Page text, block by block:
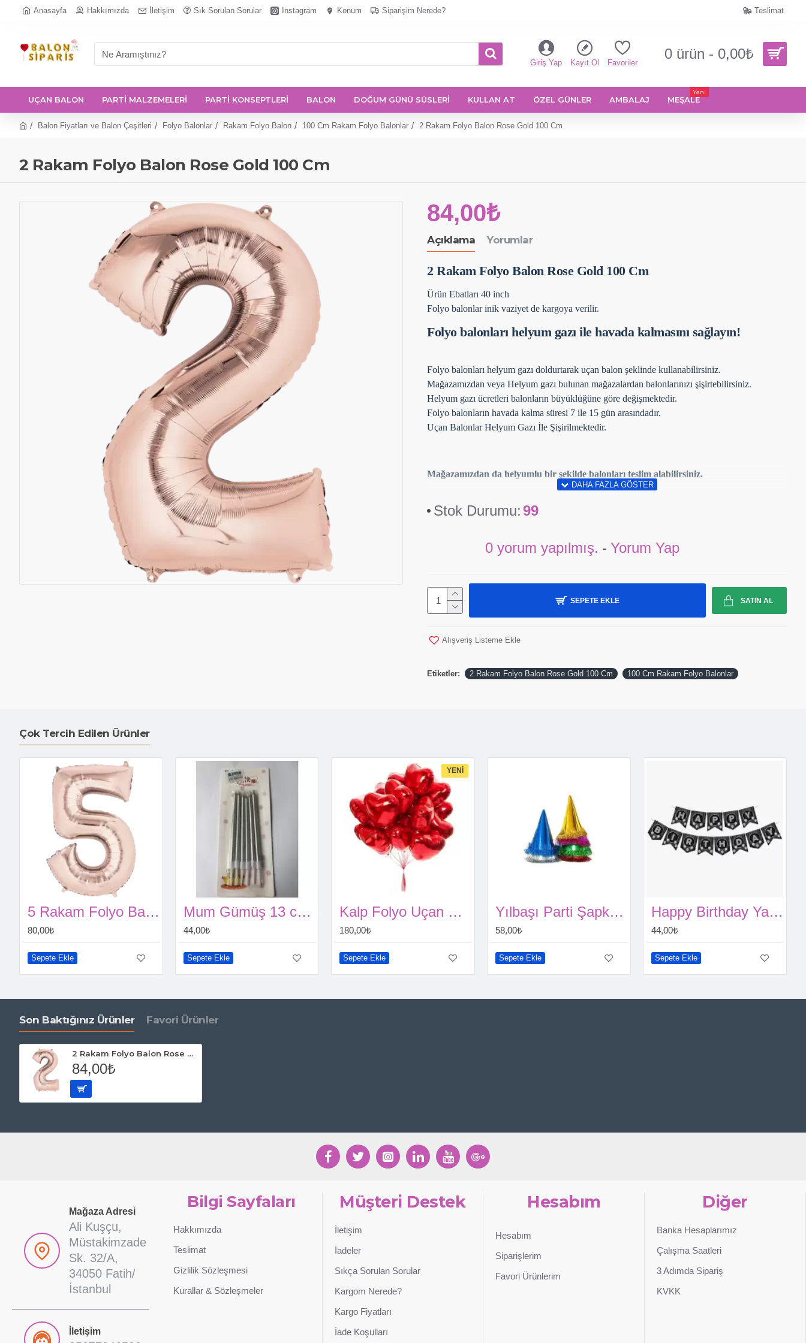
Anasayfa Hakkımızda İletişim Sık Sorulan Sorular Instagram Konum Siparişim Nerede? Teslimat
Giriş Yap Kayıt Ol Favoriler
0 ürün - 0,00₺
UÇAN BALON PARTİ MALZEMELERİ PARTİ KONSEPTLERİ BALON DOĞUM GÜNÜ SÜSLERİ KULLAN AT ÖZEL GÜNLER AMBALAJ MEŞALE
Yeni
Balon Fiyatları ve Balon Çeşitleri Folyo Balonlar Rakam Folyo Balon 100 Cm Rakam Folyo Balonlar 2 Rakam Folyo Balon Rose Gold 100 Cm
2 Rakam Folyo Balon Rose Gold 100 Cm
Açıklama Yorumlar
2 Rakam Folyo Balon Rose Gold 100 Cm
Ürün Ebatları 40 inch
Folyo balonlar inik vaziyet de kargoya verilir.
Folyo balonları helyum gazı ile havada kalmasını sağlayın!
Folyo balonları helyum gazı doldurtarak uçan balon şeklinde kullanabilirsiniz.
Mağazamızdan veya Helyum gazı bulunan mağazalardan balonlarınızı şişirtebilirsiniz.
Helyum gazı ücretleri balonların büyüklüğüne göre değişmektedir.
Folyo balonların havada kalma süresi 7 ile 15 gün arasındadır.
Uçan Balonlar Helyum Gazı İle Şişirilmektedir.
Mağazamızdan da helyumlu bir şekilde balonları teslim alabilirsiniz.
Stok Durumu:99
0 yorum yapılmış. - Yorum Yap
84,00₺
SEPETE EKLE SATIN AL
Alışveriş Listeme Ekle
Etiketler: 2 Rakam Folyo Balon Rose Gold 100 Cm 100 Cm Rakam Folyo Balonlar
Çok Tercih Edilen Ürünler
5 Rakam Folyo Balon Rose Gold 100 Cm
80,00₺
Sepete Ekle
Mum Gümüş 13 cm - 6'lı
44,00₺
Sepete Ekle
YENI
Kalp Folyo Uçan Balon 1 Adet
180,00₺
Sepete Ekle
Yılbaşı Parti Şapkaları (3 adet)
58,00₺
Sepete Ekle
Happy Birthday Yazısı Siyah Üzeri Gümüş Yaldızlı
44,00₺
Sepete Ekle
Son Baktığınız Ürünler Favori Ürünler
2 Rakam Folyo Balon Rose Gold 100 Cm
84,00₺
Mağaza Adresi
Ali Kuşçu,
Müstakimzade
Sk. 32/A,
34050 Fatih/
İstanbul
İletişim
Bilgi Sayfaları
Hakkımızda
Teslimat
Gizlilik Sözleşmesi
Kurallar & Sözleşmeler
Müşteri Destek
İletişim
İadeler
Sıkça Sorulan Sorular
Kargom Nerede?
Kargo Fiyatları
İade Koşulları
Hesabım
Hesabım
Siparişlerim
Favori Ürünlerim
Diğer
Banka Hesaplarımız
Çalışma Saatleri
3 Adımda Sipariş
KVKK